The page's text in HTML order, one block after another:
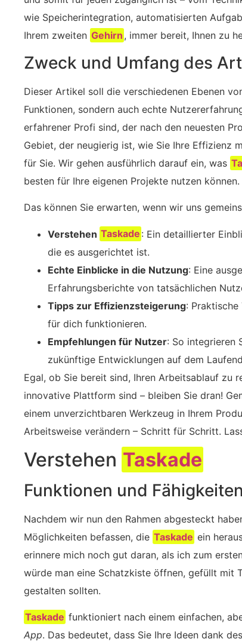
wie Speicherintegration, automatisierten
Ihrem zweiten Gehirn , immer bereit, Ihnen zu
Zweck und Umfang des
Dieser Artikel soll die verschiedenen Ebenen
Funktionen, sondern auch echte
erfahrener Profi sind, der nach den neuesten
Gebiet, der neugierig ist, wie Sie Ihre Effizienz
für Sie. Wir gehen ausführlich darauf ein, was
besten für Ihre eigenen Projekte nutzen können.
Das können Sie erwarten, wenn wir uns
Verstehen Taskade : Ein detaillierter
die es ausgerichtet ist.
Echte Einblicke in die Nutzung: Eine
Erfahrungsberichte von tatsächlichen
Tipps zur Effizienzsteigerung:
für dich funktionieren.
Empfehlungen für Nutzer: So integrieren
zukünftige Entwicklungen auf dem
Egal, ob Sie bereit sind, Ihren Arbeitsablauf zu
innovative Plattform sind – bleiben Sie dran!
einem unverzichtbaren Werkzeug in Ihrem
Arbeitsweise verändern – Schritt für Schritt.
Verstehen Taskade
Funktionen und Fähigkeiten
Nachdem wir nun den Rahmen abgesteckt
Möglichkeiten befassen, die Taskade ein
erinnere mich noch gut daran, als ich zum
würde man eine Schatzkiste öffnen, gefüllt mit
gestalten sollten.
Taskade funktioniert nach einem einfachen,
App. Das bedeutet, dass Sie Ihre Ideen dank